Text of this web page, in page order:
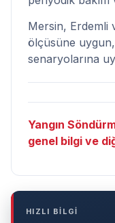
Mersin, Erdemli
ölçüsüne
senaryolarına
Yangın
genel bilgi ve
HIZLI BİLGİ